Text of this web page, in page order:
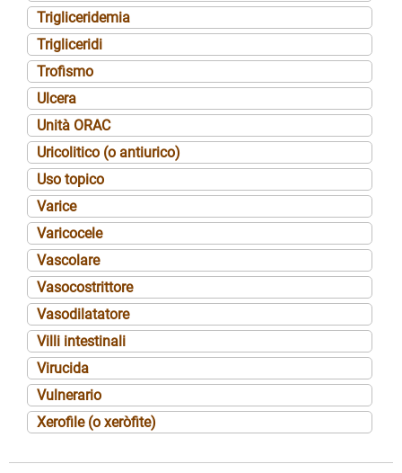
Trigliceridemia
Trigliceridi
Trofismo
Ulcera
Unità ORAC
Uricolitico (o antiurico)
Uso topico
Varice
Varicocele
Vascolare
Vasocostrittore
Vasodilatatore
Villi intestinali
Virucida
Vulnerario
Xerofile (o xeròfite)